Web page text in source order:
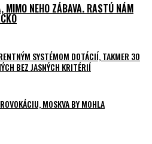
MIMO NEHO ZÁBAVA. RASTÚ NÁM
SYSTÉMOM DOTÁCIÍ, TAKMER 30
BEZ JASNÝCH KRITÉRIÍ
MOSKVA BY MOHLA